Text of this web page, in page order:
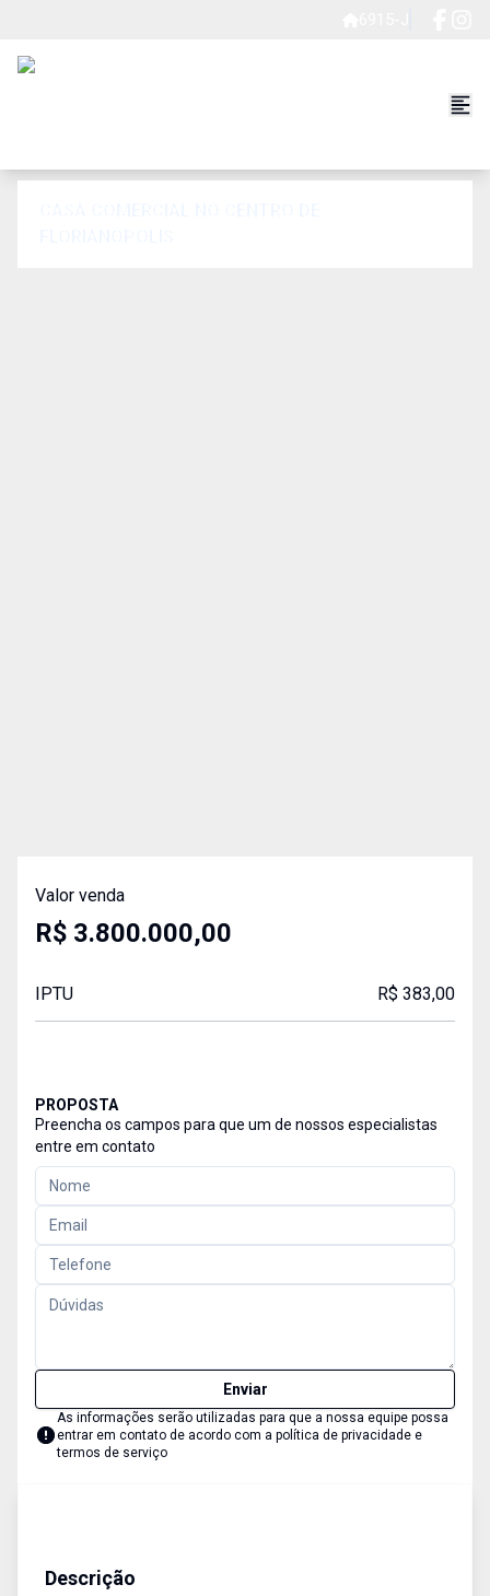
Valor venda
R$ 3.800.000,00
IPTU R$ 383,00
PROPOSTA
Preencha os campos para que um de nossos especialistas
entre em contato
Enviar
As informações serão utilizadas para que a nossa equipe possa
entrar em contato de acordo com a política de privacidade e
termos de serviço
Descrição